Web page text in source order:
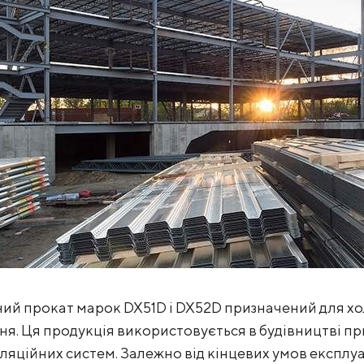
КЕЙСИ
ПОСЛУГИ ТА РІШЕННЯ
СКАЧАТИ КАТАЛОГИ
прокат марок DX51D і DX52D призначений для
Ця продукція використовується в будівництві
систем. Залежно від кінцевих умов